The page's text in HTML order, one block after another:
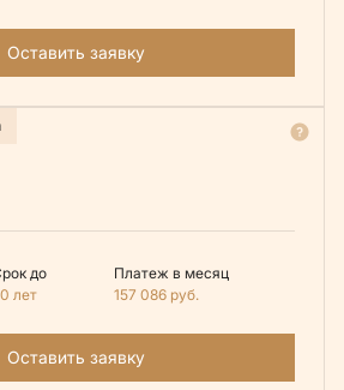
Оставить заявку
до
лет
Платеж в месяц
157 086 руб.
Оставить заявку